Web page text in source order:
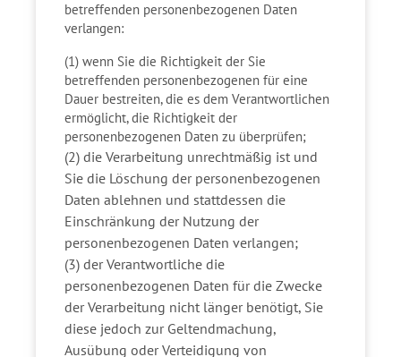
betreffenden personenbezogenen Daten
verlangen:
(1) wenn Sie die Richtigkeit der Sie
betreffenden personenbezogenen für eine
Dauer bestreiten, die es dem Verantwortlichen
ermöglicht, die Richtigkeit der
personenbezogenen Daten zu überprüfen;
(2) die Verarbeitung unrechtmäßig ist und
Sie die Löschung der personenbezogenen
Daten ablehnen und stattdessen die
Einschränkung der Nutzung der
personenbezogenen Daten verlangen;
(3) der Verantwortliche die
personenbezogenen Daten für die Zwecke
der Verarbeitung nicht länger benötigt, Sie
diese jedoch zur Geltendmachung,
Ausübung oder Verteidigung von